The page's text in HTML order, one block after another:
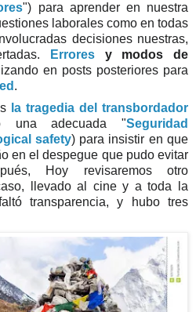
") para aprender en nuestra
laborales como en todas
decisiones nuestras,
. Erroresy modos de
en posts posteriores para
.
la tragedia del transbordador
una adecuada "Seguridad
safety) para insistir en que
en el despegue que pudo evitar
, Hoy revisaremos otro
llevado al cine y a toda la
faltótransparencia, y hubo tres